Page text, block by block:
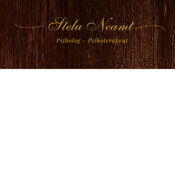
Skip
content